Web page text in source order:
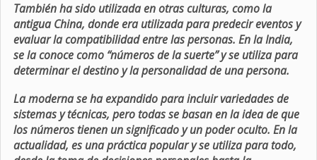
También ha sido utilizada en otras culturas, como la
antigua China, donde era utilizada para predecir eventos y
evaluar la compatibilidad entre las personas. En la India,
se la conoce como “números de la suerte” y se utiliza para
determinar el destino y la personalidad de una persona.
La moderna se ha expandido para incluir variedades de
sistemas y técnicas, pero todas se basan en la idea de que
los números tienen un significado y un poder oculto. En la
actualidad, es una práctica popular y se utiliza para todo,